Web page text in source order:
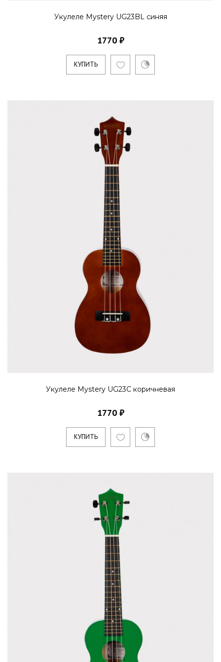
Укулеле Mystery UG23BL синяя
1770 ₽
КУПИТЬ
Укулеле Mystery UG23C коричневая
1770 ₽
КУПИТЬ